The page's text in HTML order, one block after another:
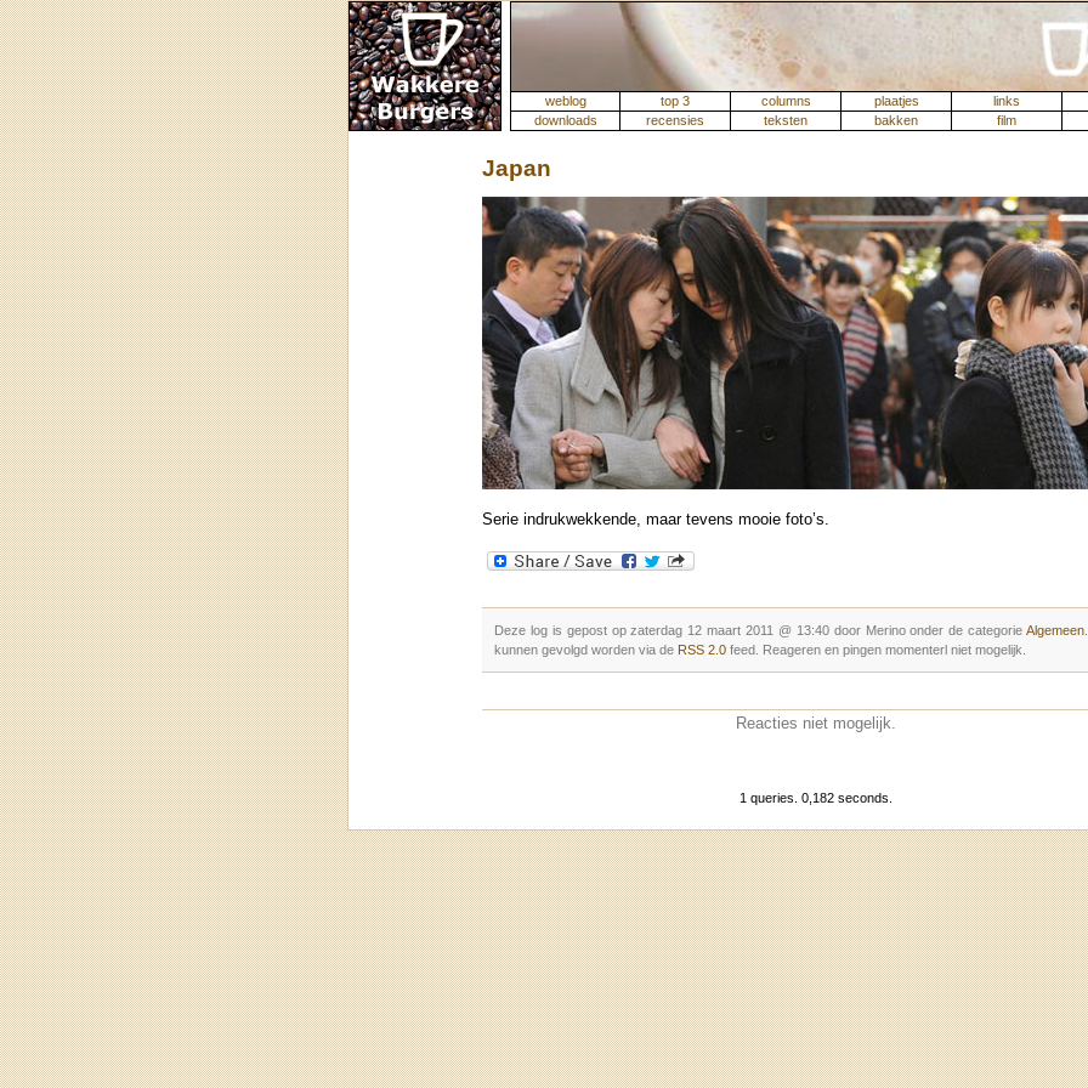
weblog top 3 columns plaatjes links
downloads
recensies teksten bakken film
Japan
Serie indrukwekkende, maar tevens mooie foto’s.
Deze log is gepost op zaterdag 12 maart 2011 @ 13:40 door Merino onder de categorieAlgemeen
kunnen gevolgd worden via de RSS 2.0 feed. Reageren en pingen momenterl niet mogelijk.
Reacties niet mogelijk.
1 queries. 0,182 seconds.